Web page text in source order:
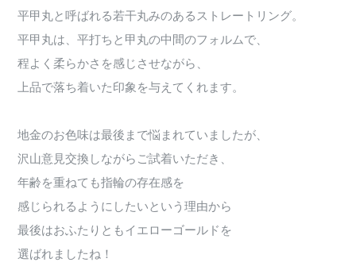
平甲丸と呼ばれる若干丸みのあるストレートリング。
平甲丸は、平打ちと甲丸の中間のフォルムで、
程よく柔らかさを感じさせながら、
上品で落ち着いた印象を与えてくれます。
地金のお色味は最後まで悩まれていましたが、
沢山意見交換しながらご試着いただき、
年齢を重ねても指輪の存在感を
感じられるようにしたいという理由から
最後はおふたりともイエローゴールドを
選ばれましたね！